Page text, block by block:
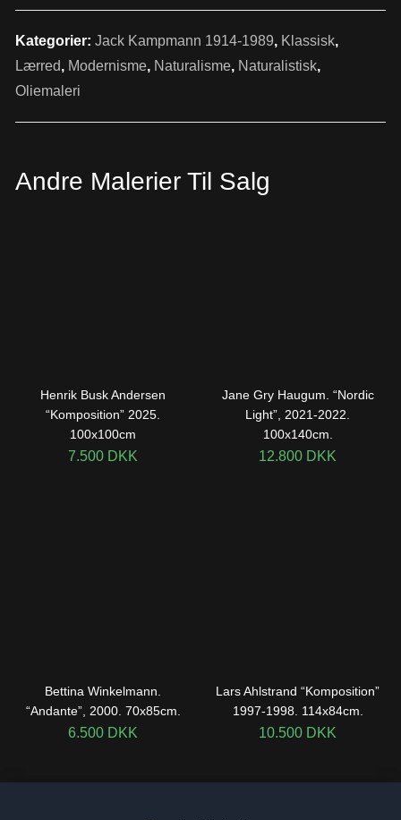
Kategorier: Jack Kampmann 1914-1989, Klassisk,
Lærred, Modernisme, Naturalisme, Naturalistisk,
Oliemaleri
Andre Malerier Til Salg
Henrik Busk Andersen
“Komposition” 2025.
100x100cm
7.500 DKK
Jane Gry Haugum. “Nordic
Light”, 2021-2022.
100x140cm.
12.800 DKK
Bettina Winkelmann.
“Andante”, 2000. 70x85cm.
6.500 DKK
Lars Ahlstrand “Komposition”
1997-1998. 114x84cm.
10.500 DKK